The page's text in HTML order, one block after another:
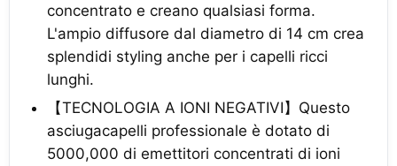
concentrato e creano qualsiasi forma.
L'ampio diffusore dal diametro di 14 cm crea
splendidi styling anche per i capelli ricci
lunghi.
【TECNOLOGIA A IONI NEGATIVI】Questo
asciugacapelli professionale è dotato di
5000,000 di emettitori concentrati di ioni